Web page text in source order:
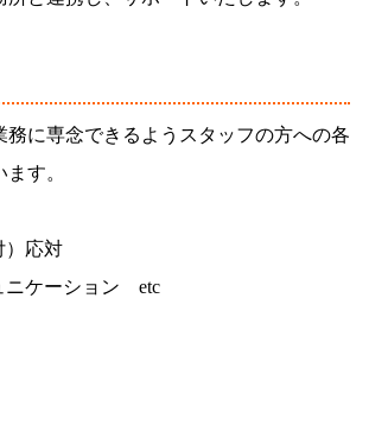
務に専念できるようスタッフの方への各
す。
応対
ケーション etc